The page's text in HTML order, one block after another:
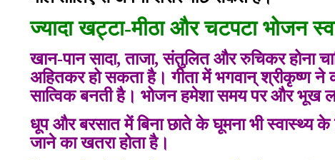
ज्यादा खट्टा-मीठा और चटपटा भोजन
खान-पान सादा, ताजा, संतुलित और रुचिकर होना
अहितकर हो सकता है। गीता में भगवान् श्रीकृष्ण ने
सात्विक बनती है। भोजन हमेशा समय पर और भूख
धूप और बरसात में बिना छाते के घूमना भी स्वास्थ्य
जाने का खतरा होता है।